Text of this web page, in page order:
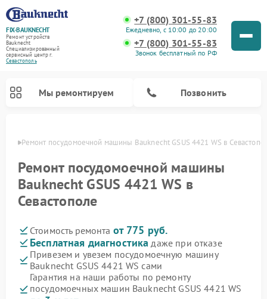
FIX-BAUKNECHT
Ремонт устройств
Bauknecht
Специализированный
cервисный центр г.
Севастополь
+7 (800) 301-55-83
Ежедневно, с 10:00 до 20:00
+7 (800) 301-55-83
Звонок бесплатный по РФ
Мы ремонтируем Позвонить
Ремонт посудомоечной машины Bauknecht GSUS 4421 WS в
Ремонт посудомоечной машины
Bauknecht GSUS 4421 WS в
Севастополе
Стоимость ремонта от 775 руб.
Бесплатная диагностика даже при отказе
Привезем и увезем посудомоечную машину
Bauknecht GSUS 4421 WS сами
Гарантия на наши работы по ремонту
посудомоечных машин Bauknecht GSUS 4421 WS